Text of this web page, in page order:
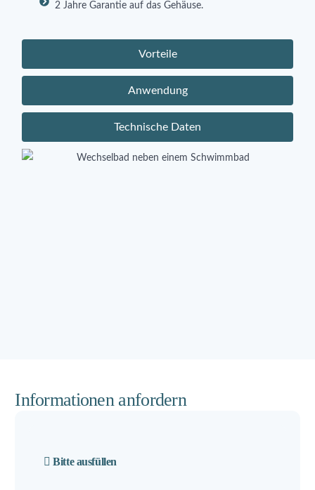
Vorteile
Anwendung
Technische Daten
2 Jahre Garantie auf das Gehäuse.
Informationen anfordern
Bitte ausfüllen